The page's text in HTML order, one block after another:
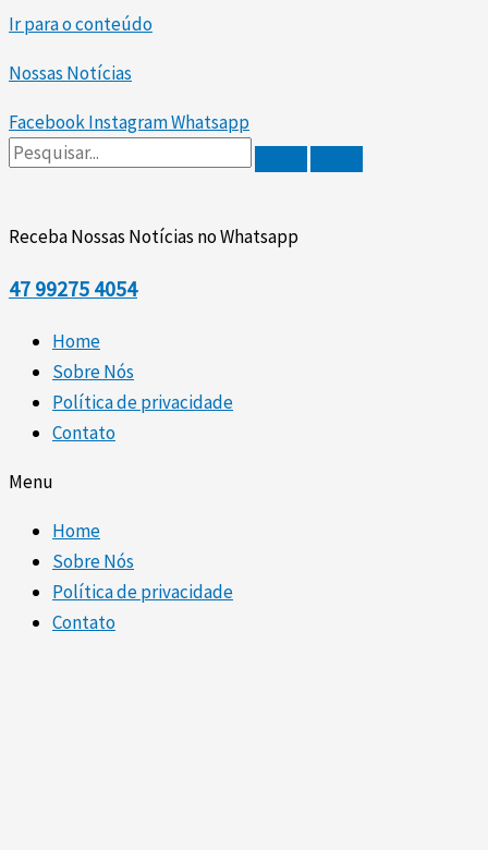
Ir para o conteúdo
Nossas Notícias
FacebookInstagramWhatsapp
Receba Nossas Notícias no Whatsapp
47 99275 4054
Home
Sobre Nós
Política de privacidade
Contato
Menu
Home
Sobre Nós
Política de privacidade
Contato